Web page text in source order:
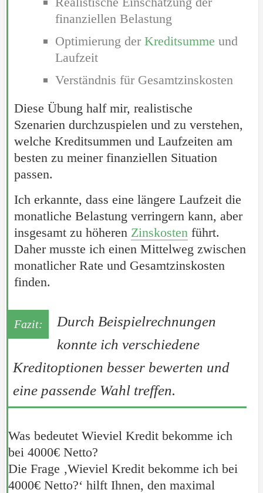
finanziellen Belastung
Optimierung der Kreditsumme und
Laufzeit
Verständnis für Gesamtzinskosten
Diese Übung half mir, realistische
Szenarien durchzuspielen und zu verstehen,
welche Kreditsummen und Laufzeiten am
besten zu meiner finanziellen Situation
passen.
Ich erkannte, dass eine längere Laufzeit die
monatliche Belastung verringern kann, aber
insgesamt zu höheren Zinskosten führt.
Daher musste ich einen Mittelweg zwischen
monatlicher Rate und Gesamtzinskosten
finden.
Durch Beispielrechnungen
konnte ich verschiedene
Kreditoptionen besser bewerten und
eine passende Wahl treffen.
Was bedeutet Wieviel Kredit bekomme ich
bei 4000€ Netto?
Die Frage ‚Wieviel Kredit bekomme ich bei
4000€ Netto?‘ hilft Ihnen, den maximal